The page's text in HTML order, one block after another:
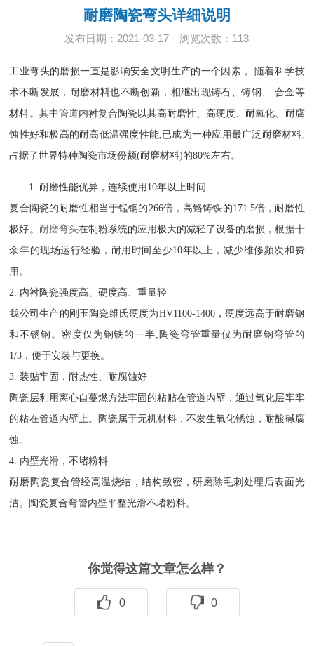
耐磨陶瓷弯头详细说明
发布日期：2021-03-17 浏览次数： 113
工业弯头的磨损一直是影响安全文明生产的一个因素， 随着科学技
术不断发展，耐磨材料也不断创新，相继出现铸石、铸钢、 合金等
材料。其中管道内衬复合陶瓷以其高耐磨性、高硬度、耐氧化、耐腐
蚀性好和极高的耐高低温强度性能,已成为一种应用最广泛耐磨材料,
占据了世界特种陶瓷市场份额(耐磨材料)的80%左右。
1. 耐磨性能优异，连续使用10年以上时间
复合陶瓷的耐磨性相当于锰钢的266倍，高铬铸铁的171.5倍，耐磨性
极好。 耐磨弯头在制粉系统的应用极大的减轻了设备的磨损，根据十
余年的现场运行经验，耐用时间至少10年以上，减少维修频次和费
用。
2. 内衬陶瓷强度高、硬度高、重量轻
我公司生产的刚玉陶瓷维氏硬度为HV1100-1400，硬度远高于耐磨钢
和不锈钢。密度仅为钢铁的一半,陶瓷弯管重量仅为耐磨钢弯管的
1/3，便于安装与更换。
3. 装贴牢固，耐热性、耐腐蚀好
陶瓷层利用离心自蔓燃方法牢固的粘贴在管道内壁，通过氧化层牢牢
的粘在管道内壁上。陶瓷属于无机材料，不发生氧化锈蚀，耐酸碱腐
蚀。
4. 内壁光滑，不堵粉料
耐磨陶瓷复合管经高温烧结，结构致密，研磨除毛刺处理后表面光
洁。陶瓷复合弯管内壁平整光滑不堵粉料。
你觉得这篇文章怎么样？
0 0